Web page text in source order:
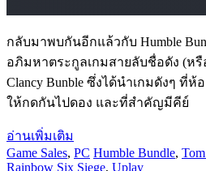
กลับมาพบกันอีกแล้วกับ Humble
อภิมหาตระกูลเกมสายลับชื่อดัง (หรื
Clancy Bunble ซึ่งได้นำเกมดังๆ ที่ห้
ให้กดกันไปดอง และที่สำคัญมีคีย์
อ่านเพิ่มเติม
Game Sales, PC Humble Bundle,
Rainbow Six Siege, Uplay